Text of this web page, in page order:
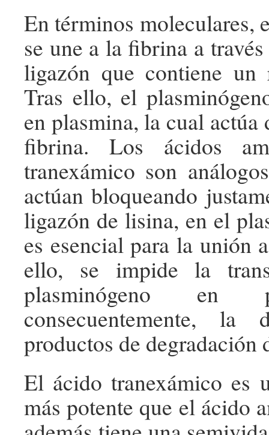
En términos moleculares,
se une a la fibrina a
ligazón que contiene un
Tras ello, el
en plasmina, la cual actúa
fibrina. Los ácidos
tranexámico son
actúan bloqueando
ligazón de lisina, en el
es esencial para la unión
ello, se impide la
plasminógeno en
consecuentemente,
productos de degradación
El ácido tranexámico es
más potente que el ácido